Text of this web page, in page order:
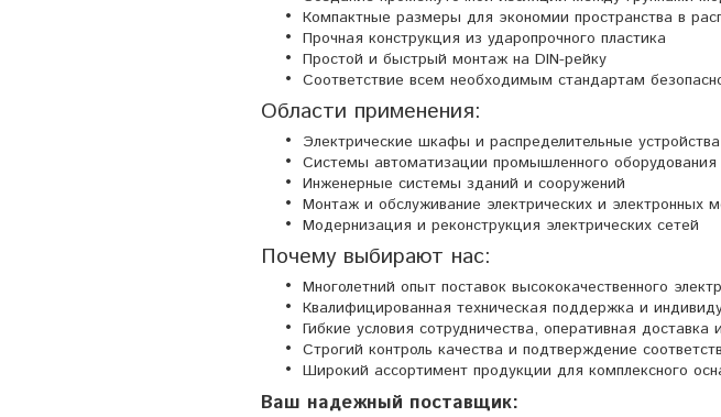
Компактные размеры для экономии пространства в
Прочная конструкция из ударопрочного пластика
Простой и быстрый монтаж на DIN-рейку
Соответствие всем необходимым стандартам
Области применения:
Электрические шкафы и распределительные устройства
Системы автоматизации промышленного оборудования
Инженерные системы зданий и сооружений
Монтаж и обслуживание электрических и электронных
Модернизация и реконструкция электрических сетей
Почему выбирают нас:
Многолетний опыт поставок высококачественного
Квалифицированная техническая поддержка и
Гибкие условия сотрудничества, оперативная
Строгий контроль качества и подтверждение
Широкий ассортимент продукции для комплексного
Ваш надежный поставщик: